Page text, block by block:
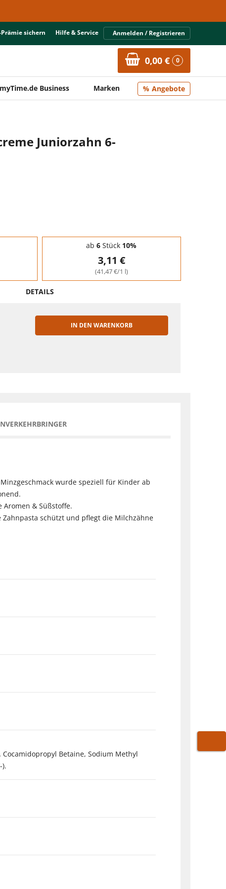
Prämie sichern Hilfe & Service Anmelden / Registrieren
0,00 € 0
myTime.de Business Marken Angebote
Juniorzahn 6-
ab 6 Stück 10%
3,11 €
(41,47 €/1 l)
DETAILS
IN DEN WARENKORB
wurde speziell für Kinder ab
& Süßstoffe.
schützt und pflegt die Milchzähne
Betaine, Sodium Methyl
).